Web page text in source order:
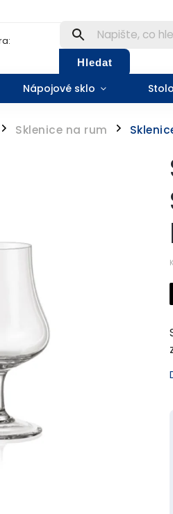
Hledat
Nápojové sklo
/ Sklenice na rum /